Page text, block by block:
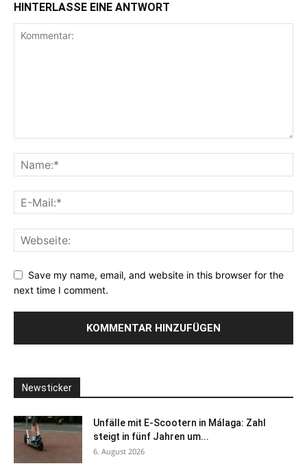
HINTERLASSE EINE ANTWORT
Save my name, email, and website in this browser for the
next time I comment.
Newsticker
Unfälle mit E-Scootern in Málaga: Zahl
steigt in fünf Jahren um...
6. August 2026